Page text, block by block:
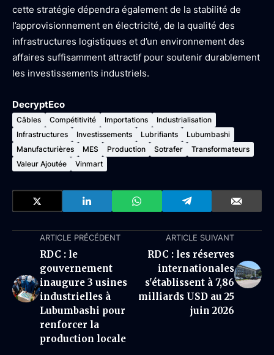
cette stratégie dépendra également de la stabilité de
l’approvisionnement en électricité, de la qualité des
infrastructures logistiques et d’un environnement des
affaires suffisamment attractif pour soutenir durablement
les investissements industriels.
DecryptEco
Câbles Compétitivité Importations
Industrialisation
Infrastructures
Investissements Lubrifiants
Lubumbashi
Manufacturières
MES Production Sotrafer
Transformateurs
Valeur Ajoutée
Vinmart
ARTICLE PRÉCÉDENT
RDC : le
gouvernement
inaugure 3 usines
industrielles à
Lubumbashi pour
renforcer la
production locale
ARTICLE SUIVANT
RDC : les réserves
internationales
s'établissent à 7,86
milliards USD au 25
juin 2026